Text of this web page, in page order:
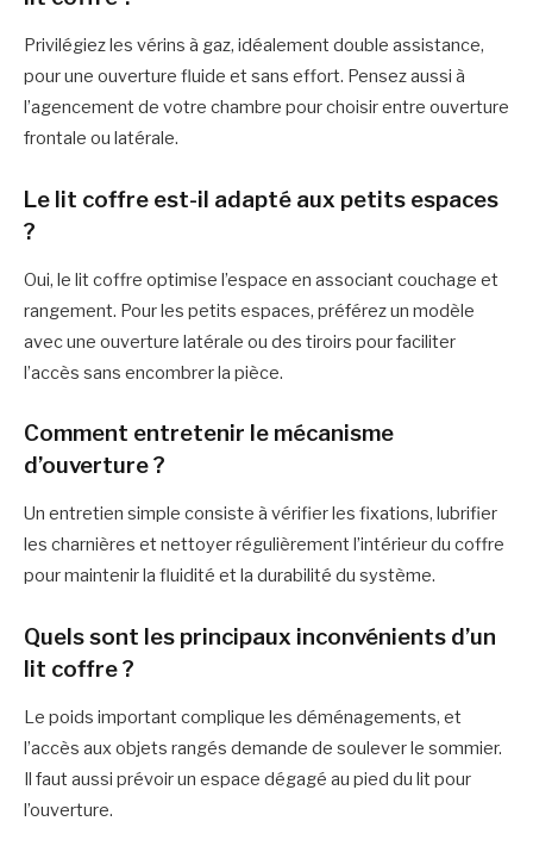
Privilégiez les vérins à gaz, idéalement double assistance,
pour une ouverture fluide et sans effort. Pensez aussi à
l’agencement de votre chambre pour choisir entre ouverture
frontale ou latérale.
Le lit coffre est-il adapté aux petits espaces
?
Oui, le lit coffre optimise l’espace en associant couchage et
rangement. Pour les petits espaces, préférez un modèle
avec une ouverture latérale ou des tiroirs pour faciliter
l’accès sans encombrer la pièce.
Comment entretenir le mécanisme
d’ouverture ?
Un entretien simple consiste à vérifier les fixations, lubrifier
les charnières et nettoyer régulièrement l’intérieur du coffre
pour maintenir la fluidité et la durabilité du système.
Quels sont les principaux inconvénients d’un
lit coffre ?
Le poids important complique les déménagements, et
l’accès aux objets rangés demande de soulever le sommier.
Il faut aussi prévoir un espace dégagé au pied du lit pour
l’ouverture.